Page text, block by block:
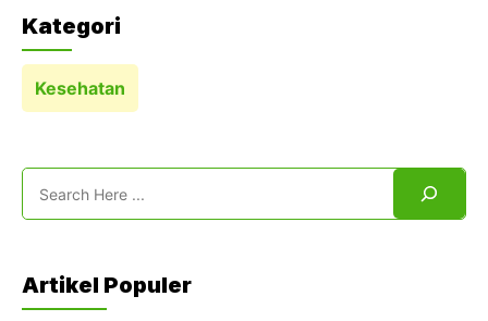
Kategori
Kesehatan
Artikel Populer